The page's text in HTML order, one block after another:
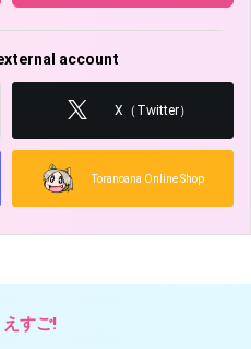
account
X（Twitter）
Toranoana Online Shop
すご!